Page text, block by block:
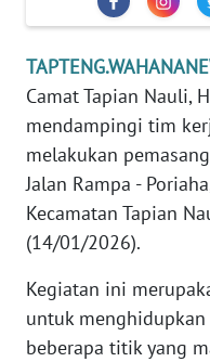
Camat Tapian Nauli,
mendampingi tim
melakukan
Jalan Rampa -
Kecamatan Tapian
(14/01/2026).
Kegiatan ini
untuk
beberapa titik yang
DISCLAIMER
Wahana
Regional
WN
SUMUT
WN
JAKARTA